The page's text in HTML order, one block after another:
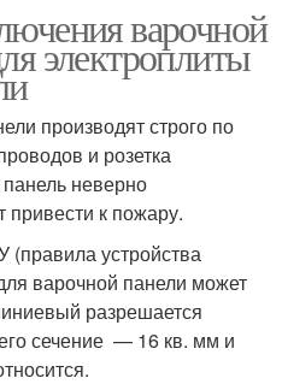
варочной
электроплиты
производят строго по
и розетка
неверно
привести к пожару.
устройства
варочной панели может
разрешается
сечение — 16 кв. мм и